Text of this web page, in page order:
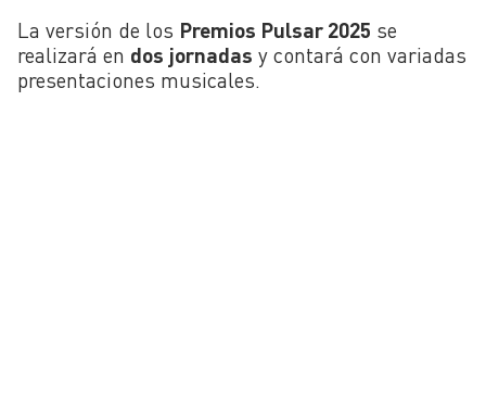
La versión de los Premios Pulsar 2025 se
realizará en dos jornadas y contará con variadas
presentaciones musicales.